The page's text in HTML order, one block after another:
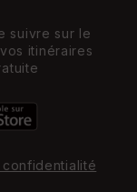
suivre sur le
itinéraires